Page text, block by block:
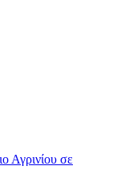
Αγρινίου σε